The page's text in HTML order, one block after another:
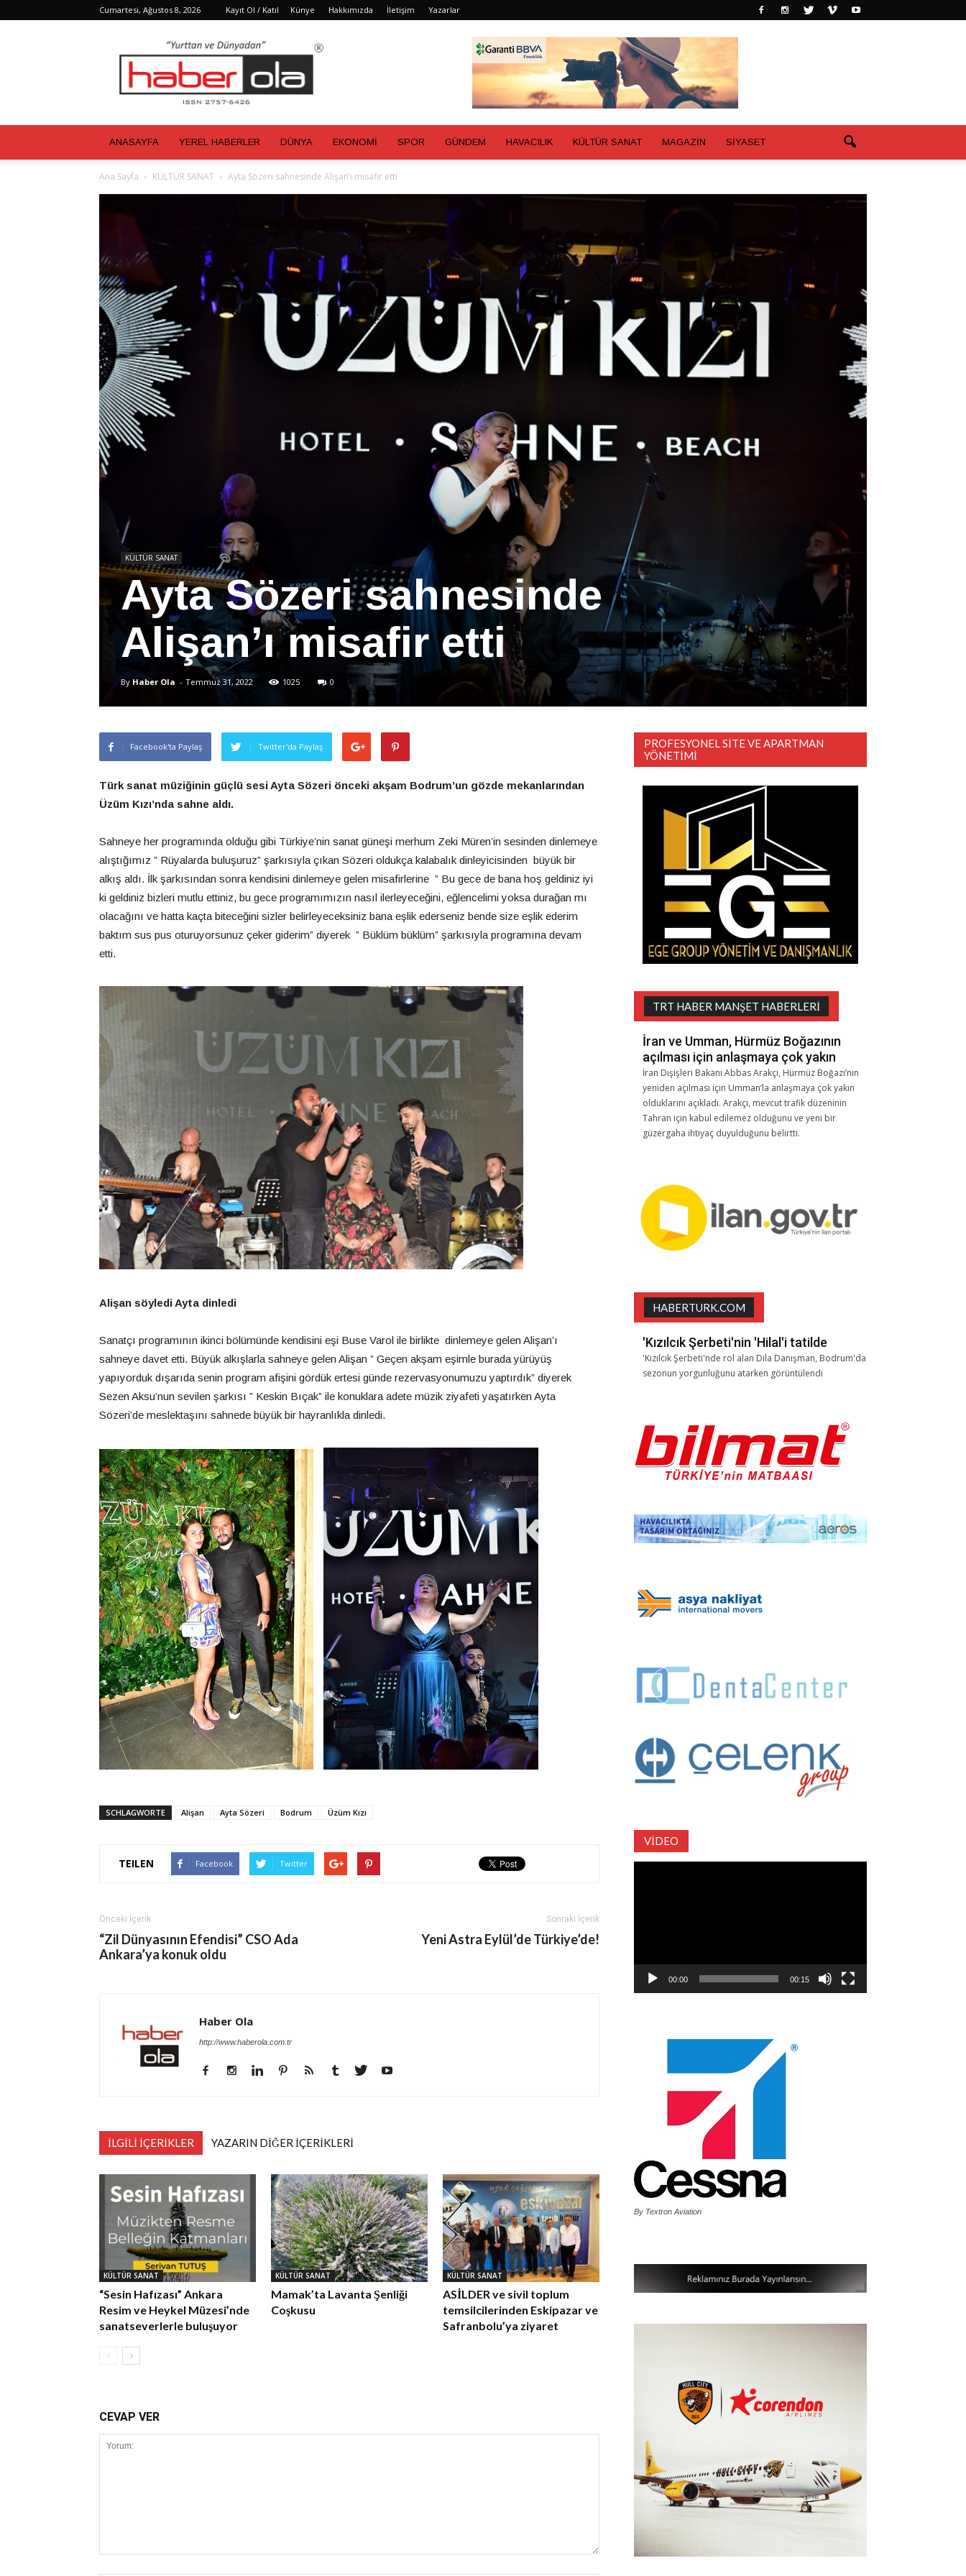
Cumartesi, Ağustos 8, 2026 Kayıt Ol / Katıl Künye Hakkımızda İletişim Yazarlar
ANASAYFA YEREL HABERLER DÜNYA EKONOMİ SPOR GÜNDEM HAVACILIK KÜLTÜR SANAT MAGAZİN SİYASET
Ana Sayfa KÜLTÜR SANAT Ayta Sözeri sahnesinde Alişan’ı misafir etti
KÜLTÜR SANAT
Ayta Sözeri sahnesinde
Alişan’ı misafir etti
By Haber Ola - Temmuz 31, 2022 1025 0
Facebook'ta Paylaş Twitter'da Paylaş
Türk sanat müziğinin güçlü sesi Ayta Sözeri önceki akşam Bodrum’un gözde mekanlarından
Üzüm Kızı’nda sahne aldı.
Sahneye her programında olduğu gibi Türkiye’nin sanat güneşi merhum Zeki Müren’in sesinden dinlemeye
alıştığımız ” Rüyalarda buluşuruz” şarkısıyla çıkan Sözeri oldukça kalabalık dinleyicisinden büyük bir
alkış aldı. İlk şarkısından sonra kendisini dinlemeye gelen misafirlerine ” Bu gece de bana hoş geldiniz iyi
ki geldiniz bizleri mutlu ettiniz, bu gece programımızın nasıl ilerleyeceğini, eğlencelimi yoksa durağan mı
olacağını ve hatta kaçta biteceğini sizler belirleyeceksiniz bana eşlik ederseniz bende size eşlik ederim
baktım sus pus oturuyorsunuz çeker giderim” diyerek ” Büklüm büklüm” şarkısıyla programına devam
etti.
Alişan söyledi Ayta dinledi
Sanatçı programının ikinci bölümünde kendisini eşi Buse Varol ile birlikte dinlemeye gelen Alişan’ı
sahneye davet etti. Büyük alkışlarla sahneye gelen Alişan ” Geçen akşam eşimle burada yürüyüş
yapıyorduk dışarıda senin program afişini gördük ertesi günde rezervasyonumuzu yaptırdık” diyerek
Sezen Aksu’nun sevilen şarkısı ” Keskin Bıçak” ile konuklara adete müzik ziyafeti yaşatırken Ayta
Sözeri’de meslektaşını sahnede büyük bir hayranlıkla dinledi.
SCHLAGWORTE Alişan Ayta Sözeri Bodrum Üzüm Kızı
TEILEN Facebook Twitter
Önceki İçerik
“Zil Dünyasının Efendisi” CSO Ada
Ankara’ya konuk oldu
Sonraki İçerik
Yeni Astra Eylül’de Türkiye’de!
Haber Ola
http://www.haberola.com.tr
İLGİLİ İÇERİKLER YAZARIN DİĞER İÇERİKLERİ
KÜLTÜR SANAT
“Sesin Hafızası” Ankara
Resim ve Heykel Müzesi’nde
sanatseverlerle buluşuyor
KÜLTÜR SANAT
Mamak’ta Lavanta Şenliği
Coşkusu
KÜLTÜR SANAT
ASİLDER ve sivil toplum
temsilcilerinden Eskipazar ve
Safranbolu’ya ziyaret
CEVAP VER
PROFESYONEL SITE VE APARTMAN
YÖNETIMI
TRT HABER MANŞET HABERLERI
İran ve Umman, Hürmüz Boğazının
açılması için anlaşmaya çok yakın
İran Dışişleri Bakanı Abbas Arakçi, Hürmüz Boğazı’nın
yeniden açılması için Umman’la anlaşmaya çok yakın
olduklarını açıkladı. Arakçi, mevcut trafik düzeninin
Tahran için kabul edilemez olduğunu ve yeni bir
güzergaha ihtiyaç duyulduğunu belirtti.
HABERTURK.COM
'Kızılcık Şerbeti'nin 'Hilal'i tatilde
'Kızılcık Şerbeti'nde rol alan Dila Danışman, Bodrum'da
sezonun yorgunluğunu atarken görüntülendi
VIDEO
00:00 00:15
By Textron Aviation